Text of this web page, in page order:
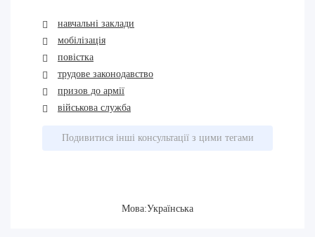
навчальні заклади
мобілізація
повістка
трудове законодавство
призов до армії
військова служба
Подивитися інші консультації з цими тегами
Мова:Українська